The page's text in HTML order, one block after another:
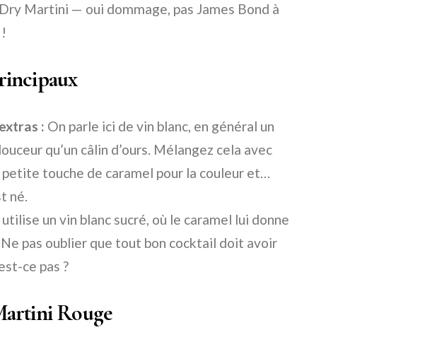
Martini — oui dommage, pas James Bond à
: On parle ici de vin blanc, en général un
qu’un câlin d’ours. Mélangez cela avec
petite touche de caramel pour la couleur et…
né.
un vin blanc sucré, où le caramel lui donne
pas oublier que tout bon cocktail doit avoir
ce pas ?
Rouge